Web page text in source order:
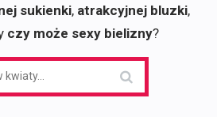
sukienki, atrakcyjnej bluzki,
czy może sexy bielizny?